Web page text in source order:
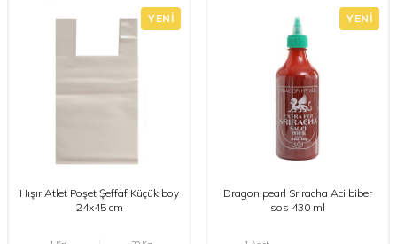
YENI
Hışır Atlet Poşet Şeffaf Küçük boy
24x45 cm
YENI
Dragon pearl Sriracha Aci biber
sos 430 ml